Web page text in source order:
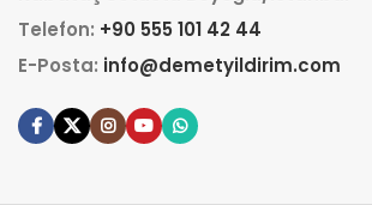
Telefon: +90 555 101 42 44
E-Posta: info@demetyildirim.com